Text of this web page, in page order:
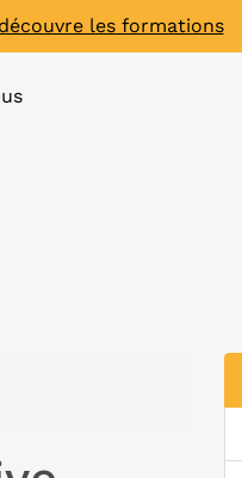
les formations